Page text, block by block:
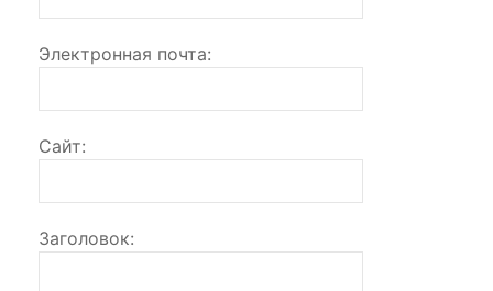
Электронная почта
Сайт
Заголовок